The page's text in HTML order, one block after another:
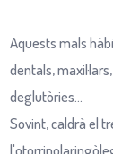
Aquests mals
dentals,
deglutòries...
Sovint, caldrà el